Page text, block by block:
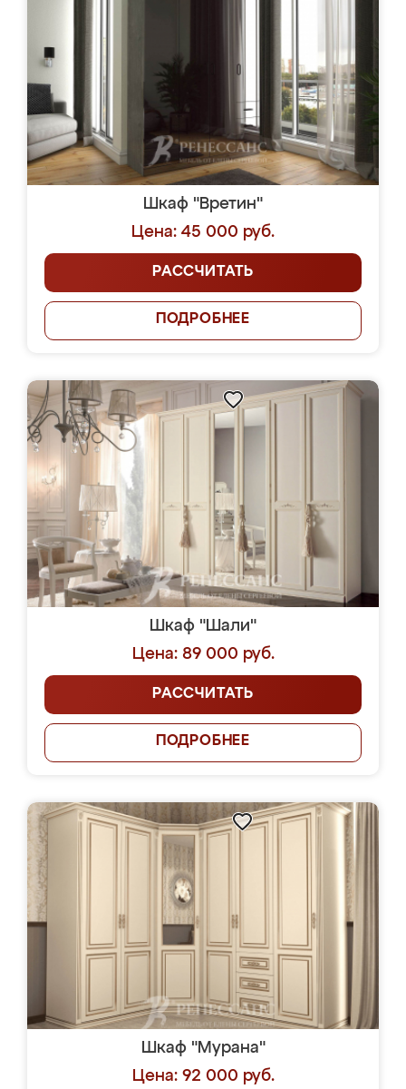
Шкаф "Вретин"
Цена: 45 000 руб.
РАССЧИТАТЬ
ПОДРОБНЕЕ
Шкаф "Шали"
Цена: 89 000 руб.
РАССЧИТАТЬ
ПОДРОБНЕЕ
Шкаф "Мурана"
Цена: 92 000 руб.